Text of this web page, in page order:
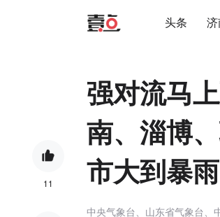
头条
11
强对流马
南、淄博
市大到暴雨
中央气象台、山东省气象台、